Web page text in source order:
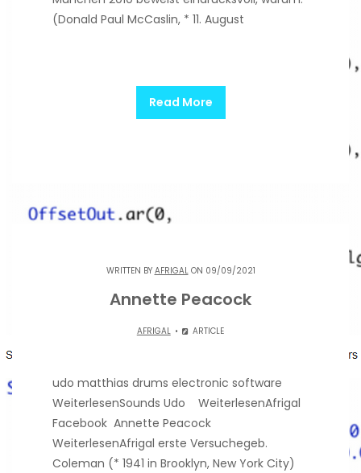
(Donald Paul McCaslin, * 11. August
Read More
WRITTEN BY AFRIGALON 09/09/2021
Annette Peacock
AFRIGAL ARTICLE
udo matthias drums electronic software
WeiterlesenSounds Udo WeiterlesenAfrigal
Facebook Annette Peacock
WeiterlesenAfrigal erste Versuchegeb.
Coleman (* 1941 in Brooklyn, New York City)